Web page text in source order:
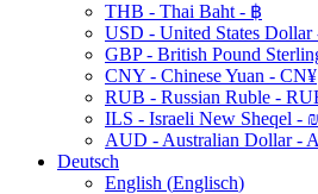
THB - Thai Baht - ฿
USD - United States Dollar
GBP - British Pound
CNY - Chinese Yuan - CN¥
RUB - Russian Ruble -
ILS - Israeli New Sheqel - ₪
AUD - Australian Dollar -
Deutsch
English (Englisch)